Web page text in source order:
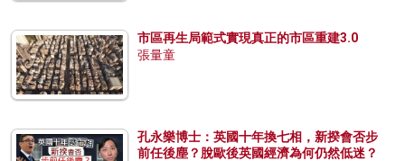
市區再生局範式實現真正的市區重建3.0
張量童
孔永樂博士：英國十年換七相，新揆會否步
前任後塵？脫歐後英國經濟為何仍然低迷？